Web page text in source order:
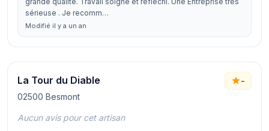
sérieuse . Je recomm…
Modifié il y a un an
La Tour du Diable
02500 Besmont
-
Aucun avis pour cet artisan